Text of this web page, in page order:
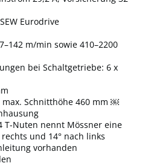
Eurodrive
m/min sowie 410–2200
bei Schaltgetriebe: 6 x
Schnitthöhe 460 mm ￼
T-Nuten nennt Mössner eine
und 14° nach links
vorhanden